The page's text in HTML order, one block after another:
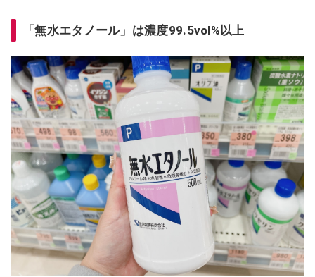
「無水エタノール」は濃度99.5vol%以上